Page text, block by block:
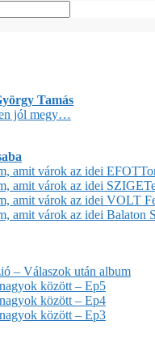
Tamás
jól megy…
amit várok az idei
amit várok az idei
amit várok az idei VOLT
amit várok az idei Balaton
– Válaszok után album
között – Ep5
között – Ep4
között – Ep3